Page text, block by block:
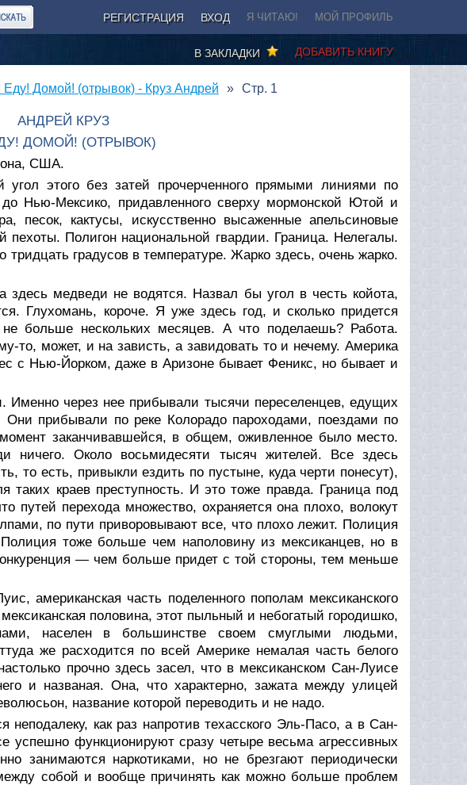
РЕГИСТРАЦИЯ ВХОД Я ЧИТАЮ! МОЙ ПРОФИЛЬ
ДОБАВИТЬ КНИГУ
В ЗАКЛАДКИ
Еду! Домой! (отрывок) - Круз Андрей Стр. 1
АНДРЕЙ КРУЗ
ДОМОЙ! (ОТРЫВОК)
США.
этого без затей прочерченного прямыми линиями по
Нью-Мексико, придавленного сверху мормонской Ютой и
песок, кактусы, искусственно высаженные апельсиновые
Полигон национальной гвардии. Граница. Нелегалы.
градусов в температуре. Жарко здесь, очень жарко.
медведи не водятся. Назвал бы угол в честь койота,
Глухомань, короче. Я уже здесь год, и сколько придется
больше нескольких месяцев. А что поделаешь? Работа.
то, может, и на зависть, а завидовать то и нечему. Америка
с Нью-Йорком, даже в Аризоне бывает Феникс, но бывает и
через нее прибывали тысячи переселенцев, едущих
прибывали по реке Колорадо пароходами, поездами по
заканчивавшейся, в общем, оживленное было место.
ничего. Около восьмидесяти тысяч жителей. Все здесь
то есть, привыкли ездить по пустыне, куда черти понесут),
таких краев преступность. И это тоже правда. Граница под
путей перехода множество, охраняется она плохо, волокут
по пути приворовывают все, что плохо лежит. Полиция
тоже больше чем наполовину из мексиканцев, но в
— чем больше придет с той стороны, тем меньше
американская часть поделенного пополам мексиканского
половина, этот пыльный и небогатый городишко,
населен в большинстве своем смуглыми людьми,
же расходится по всей Америке немалая часть белого
прочно здесь засел, что в мексиканском Сан-Луисе
и названая. Она, что характерно, зажата между улицей
название которой переводить и не надо.
как раз напротив техасского Эль-Пасо, а в Сан-
функционируют сразу четыре весьма агрессивных
занимаются наркотиками, но не брезгают периодически
собой и вообще причинять как можно больше проблем